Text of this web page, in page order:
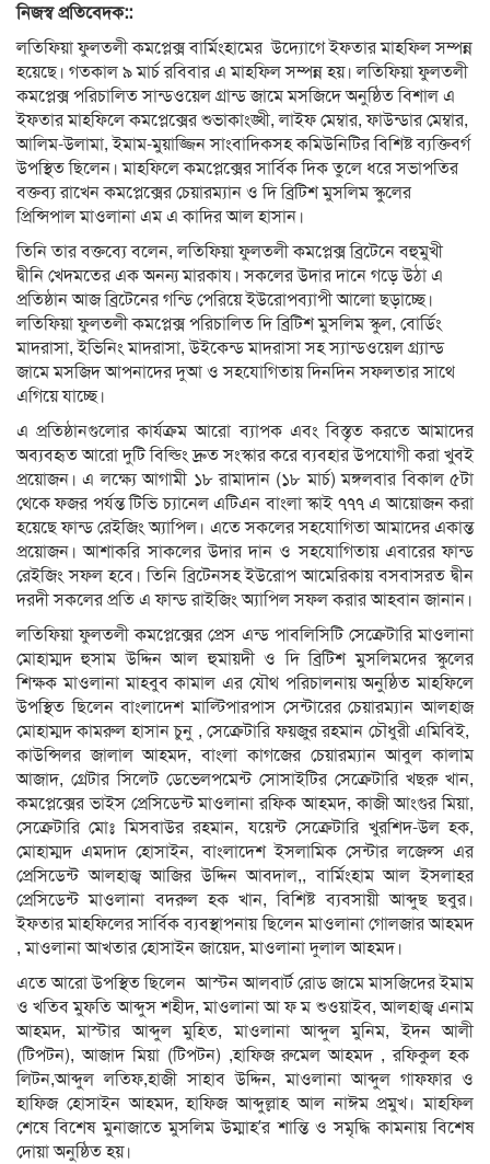
নিজস্ব প্রতিবেদক::
লতিফিয়া ফুলতলী কমপ্লেক্স বার্মিংহামের উদ্যোগে ইফতার মাহফিল সম্পন্ন
হয়েছে। গতকাল ৯ মার্চ রবিবার এ মাহফিল সম্পন্ন হয়। লতিফিয়া ফুলতলী
কমপ্লেক্স পরিচালিত সান্ডওয়েল গ্রান্ড জামে মসজিদে অনুষ্ঠিত বিশাল এ
ইফতার মাহফিলে কমপ্লেক্সের শুভাকাংঙ্খী, লাইফ মেম্বার, ফাউন্ডার মেম্বার,
আলিম-উলামা, ইমাম-মুয়াজ্জিন সাংবাদিকসহ কমিউনিটির বিশিষ্ট ব্যক্তিবর্গ
উপস্থিত ছিলেন। মাহফিলে কমপ্লেক্সের সার্বিক দিক তুলে ধরে সভাপতির
বক্তব্য রাখেন কমপ্লেক্সের চেয়ারম্যান ও দি ব্রিটিশ মুসলিম স্কুলের
প্রিন্সিপাল মাওলানা এম এ কাদির আল হাসান।
তিনি তার বক্তব্যে বলেন, লতিফিয়া ফুলতলী কমপ্লেক্স ব্রিটেনে বহুমুখী
দ্বীনি খেদমতের এক অনন্য মারকায। সকলের উদার দানে গড়ে উঠা এ
প্রতিষ্ঠান আজ ব্রিটেনের গন্ডি পেরিয়ে ইউরোপব্যাপী আলো ছড়াচ্ছে।
লতিফিয়া ফুলতলী কমপ্লেক্স পরিচালিত দি ব্রিটিশ মুসলিম স্কুল, বোর্ডিং
মাদরাসা, ইভিনিং মাদরাসা, উইকেন্ড মাদরাসা সহ স্যান্ডওয়েল গ্র্যান্ড
জামে মসজিদ আপনাদের দুআ ও সহযোগিতায় দিনদিন সফলতার সাথে
এগিয়ে যাচ্ছে।
এ প্রতিষ্ঠানগুলোর কার্যক্রম আরো ব্যাপক এবং বিস্তৃত করতে আমাদের
অব্যবহৃত আরো দুটি বিল্ডিং দ্রুত সংস্কার করে ব্যবহার উপযোগী করা খুবই
প্রয়োজন। এ লক্ষ্যে আগামী ১৮ রামাদান (১৮ মার্চ) মঙ্গলবার বিকাল ৫টা
থেকে ফজর পর্যন্ত টিভি চ্যানেল এটিএন বাংলা স্কাই ৭৭৭ এ আয়োজন করা
হয়েছে ফান্ড রেইজিং অ্যাপিল। এতে সকলের সহযোগিতা আমাদের একান্ত
প্রয়োজন। আশাকরি সাকলের উদার দান ও সহযোগিতায় এবারের ফান্ড
রেইজিং সফল হবে। তিনি ব্রিটেনসহ ইউরোপ আমেরিকায় বসবাসরত দ্বীন
দরদী সকলের প্রতি এ ফান্ড রাইজিং অ্যাপিল সফল করার আহবান জানান।
লতিফিয়া ফুলতলী কমপ্লেক্সের প্রেস এন্ড পাবলিসিটি সেক্রেটারি মাওলানা
মোহাম্মদ হুসাম উদ্দিন আল হুমায়দী ও দি ব্রিটিশ মুসলিমদের স্কুলের
শিক্ষক মাওলানা মাহবুব কামাল এর যৌথ পরিচালনায় অনুষ্ঠিত মাহফিলে
উপস্থিত ছিলেন বাংলাদেশ মাল্টিপারপাস সেন্টারের চেয়ারম্যান আলহাজ
মোহাম্মদ কামরুল হাসান চুনু , সেক্রেটারি ফয়জুর রহমান চৌধুরী এমিবিই,
কাউন্সিলর জালাল আহমদ, বাংলা কাগজের চেয়ারম্যান আবুল কালাম
আজাদ, গ্রেটার সিলেট ডেভেলপমেন্ট সোসাইটির সেক্রেটারি খছরু খান,
কমপ্লেক্সের ভাইস প্রেসিডেন্ট মাওলানা রফিক আহমদ, কাজী আংগুর মিয়া,
সেক্রেটারি মোঃ মিসবাউর রহমান, যয়েন্ট সেক্রেটারি খুরশিদ-উল হক,
মোহাম্মদ এমদাদ হোসাইন, বাংলাদেশ ইসলামিক সেন্টার লজেল্স এর
প্রেসিডেন্ট আলহাজ্ব আজির উদ্দিন আবদাল,, বার্মিংহাম আল ইসলাহর
প্রেসিডেন্ট মাওলানা বদরুল হক খান, বিশিষ্ট ব্যবসায়ী আব্দুছ ছবুর।
ইফতার মাহফিলের সার্বিক ব্যবস্থাপনায় ছিলেন মাওলানা গোলজার আহমদ
, মাওলানা আখতার হোসাইন জায়েদ, মাওলানা দুলাল আহমদ।
এতে আরো উপস্থিত ছিলেন আস্টন আলবার্ট রোড জামে মাসজিদের ইমাম
ও খতিব মুফতি আব্দুস শহীদ, মাওলানা আ ফ ম শুওয়াইব, আলহাজ্ব এনাম
আহমদ, মাস্টার আব্দুল মুহিত, মাওলানা আব্দুল মুনিম, ইদন আলী
(টিপটন), আজাদ মিয়া (টিপটন) ,হাফিজ রুমেল আহমদ , রফিকুল হক
লিটন,আব্দুল লতিফ,হাজী সাহাব উদ্দিন, মাওলানা আব্দুল গাফফার ও
হাফিজ হোসাইন আহমদ, হাফিজ আব্দুল্লাহ আল নাঈম প্রমুখ। মাহফিল
শেষে বিশেষ মুনাজাতে মুসলিম উম্মাহ’র শান্তি ও সমৃদ্ধি কামনায় বিশেষ
দোয়া অনুষ্ঠিত হয়।